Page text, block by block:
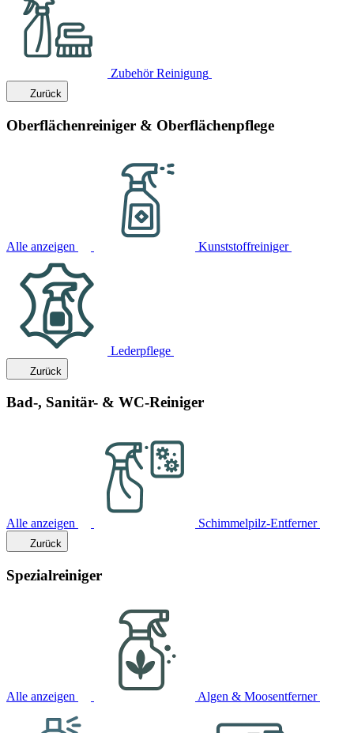
Zubehör Reinigung
Zurück
Oberflächenreiniger & Oberflächenpflege
Alle anzeigen Kunststoffreiniger
Lederpflege
Zurück
Bad-, Sanitär- & WC-Reiniger
Alle anzeigen Schimmelpilz-Entferner
Zurück
Spezialreiniger
Alle anzeigen Algen & Moosentferner